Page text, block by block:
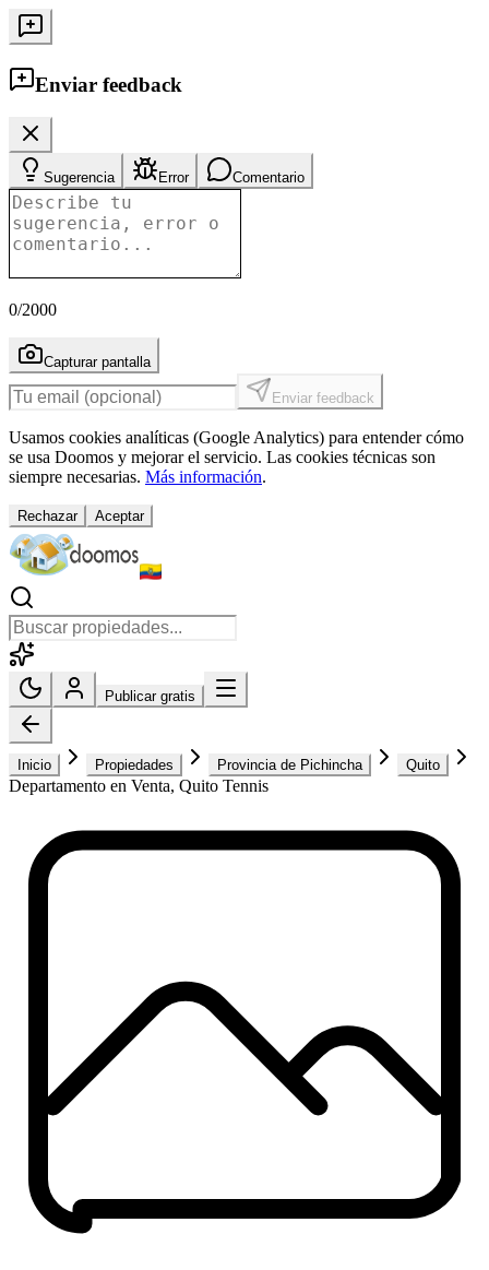
Enviar feedback
Sugerencia Error Comentario
0/2000
Capturar pantalla
Enviar feedback
Usamos cookies analíticas (Google Analytics) para entender cómo
se usa Doomos y mejorar el servicio. Las cookies técnicas son
siempre necesarias. Más información.
Rechazar Aceptar
Publicar gratis
Inicio Propiedades Provincia de Pichincha Quito
Departamento en Venta, Quito Tennis